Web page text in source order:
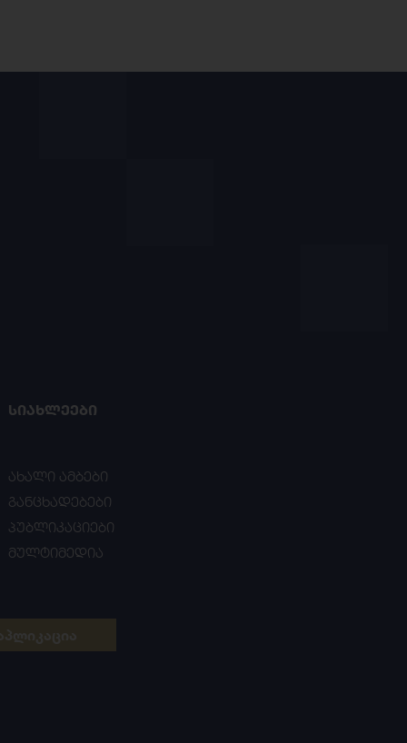
ᲡᲘᲐᲮᲚᲔᲔᲑᲘ
ახალი ამბები
განცხადებები
პუბლიკაციები
მულტიმედია